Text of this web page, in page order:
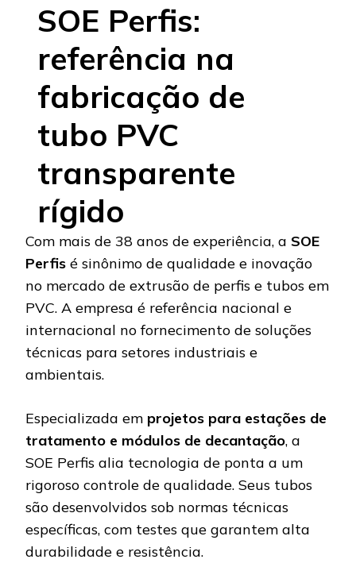
SOE Perfis:
referência na
fabricação de
tubo PVC
transparente
rígido
Com mais de 38 anos de experiência, a SOE
Perfis é sinônimo de qualidade e inovação
no mercado de extrusão de perfis e tubos em
PVC. A empresa é referência nacional e
internacional no fornecimento de soluções
técnicas para setores industriais e
ambientais.
Especializada em projetos para estações de
tratamento e módulos de decantação, a
SOE Perfis alia tecnologia de ponta a um
rigoroso controle de qualidade. Seus tubos
são desenvolvidos sob normas técnicas
específicas, com testes que garantem alta
durabilidade e resistência.